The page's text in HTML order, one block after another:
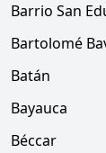
Barrio San
Bartolomé
Batán
Bayauca
Béccar